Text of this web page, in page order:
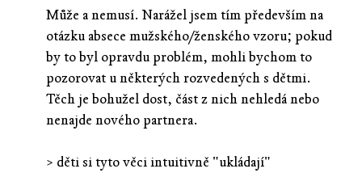
Může a nemusí. Narážel jsem tím především na
otázku absece mužského/ženského vzoru; pokud
by to byl opravdu problém, mohli bychom to
pozorovat u některých rozvedených s dětmi.
Těch je bohužel dost, část z nich nehledá nebo
nenajde nového partnera.
> děti si tyto věci intuitivně "ukládají"